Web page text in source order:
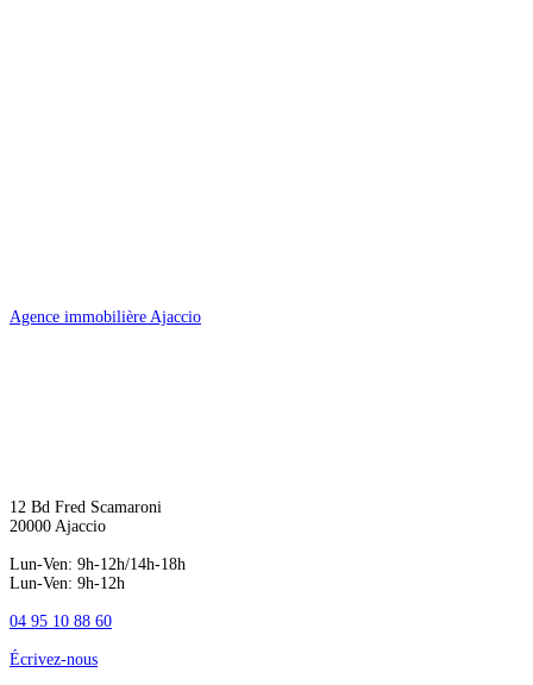
Agence immobilière Ajaccio
12 Bd Fred Scamaroni
20000 Ajaccio
Lun-Ven: 9h-12h/14h-18h
Lun-Ven: 9h-12h
04 95 10 88 60
Écrivez-nous